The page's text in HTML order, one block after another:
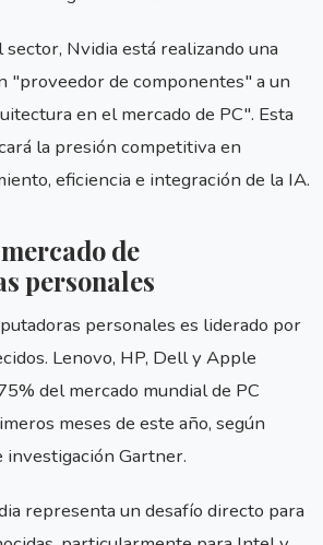
sector, Nvidia está realizando una
"proveedor de componentes" a un
en el mercado de PC". Esta
la presión competitiva en
eficiencia e integración de la IA.
de
personales
personales es liderado por
Lenovo, HP, Dell y Apple
del mercado mundial de PC
meses de este año, según
investigación Gartner.
representa un desafío directo para